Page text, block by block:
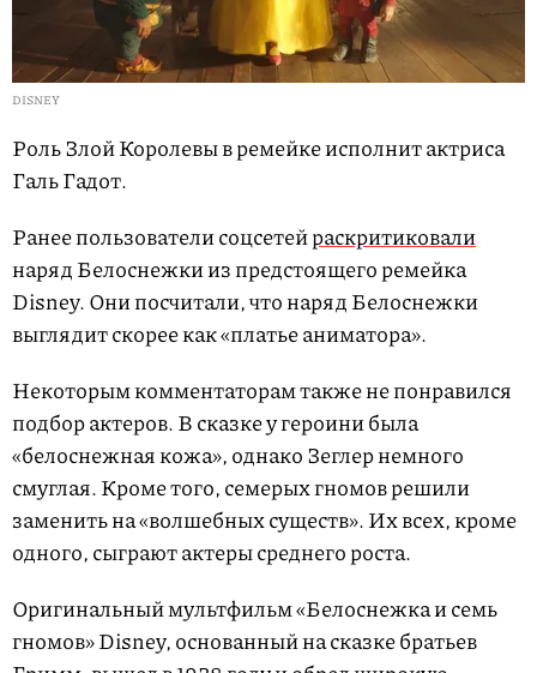
DISNEY
Роль Злой Королевы в ремейке исполнит актриса
Галь Гадот.
Ранее пользователи соцсетейраскритиковали
наряд Белоснежки из предстоящего ремейка
Disney. Они посчитали, что наряд Белоснежки
выглядит скорее как «платье аниматора».
Некоторым комментаторам также не понравился
подбор актеров. В сказке у героини была
«белоснежная кожа», однако Зеглер немного
смуглая. Кроме того, семерых гномов решили
заменить на «волшебных существ». Их всех, кроме
одного, сыграют актеры среднего роста.
Оригинальный мультфильм «Белоснежка и семь
гномов» Disney, основанный на сказке братьев